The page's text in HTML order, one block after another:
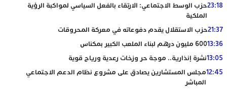
23:18حزب الوسط الاجتماعي: الارتقاء بالفعل السياسي لمواكبة الرؤية
الملكية
21:37حزب الاستقلال يقدم دفوعاته في معركة المحروقات
13:36600 مليون درهم لبناء الملعب الكبير بمكناس
13:05نشرة إنذارية.. موجة حر وزخات رعدية ورياح قوية
12:45مجلس المستشارين يصادق على مشروع نظام الدعم الاجتماعي
المباشر